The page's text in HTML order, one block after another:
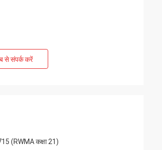
से संपर्क करें
(RWMA कक्षा 21)